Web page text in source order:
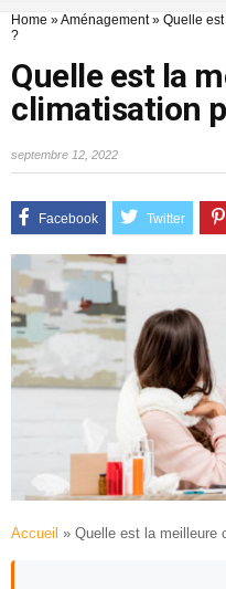
Home »Aménagement» Quelle
?
Quelle est la
climatisation
septembre 12, 2022
Accueil » Quelle est la meilleure